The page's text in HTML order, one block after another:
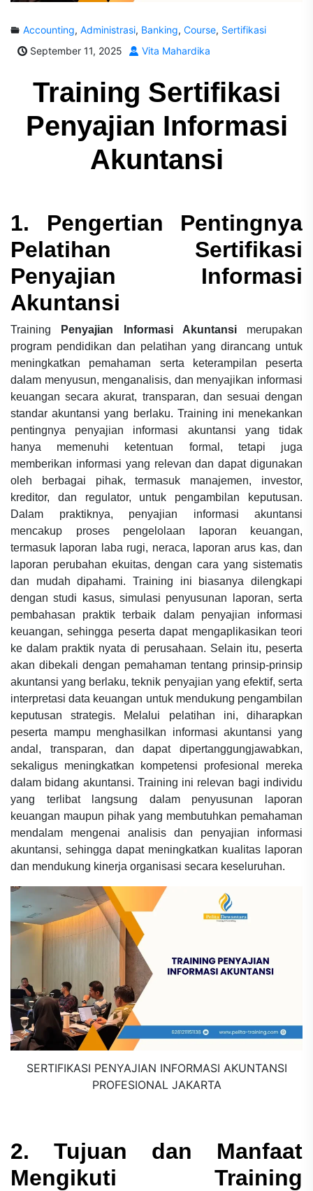
Accounting, Administrasi, Banking, Course, Sertifikasi
September 11, 2025
Vita Mahardika
Training Sertifikasi
Penyajian Informasi
Akuntansi
1. Pengertian Pentingnya
Pelatihan Sertifikasi
Penyajian Informasi
Akuntansi
Training Penyajian Informasi Akuntansimerupakan
program pendidikan dan pelatihan yang dirancang untuk
meningkatkan pemahaman serta keterampilan peserta
dalam menyusun, menganalisis, dan menyajikan informasi
keuangan secara akurat, transparan, dan sesuai dengan
standar akuntansi yang berlaku. Training ini menekankan
pentingnya penyajian informasi akuntansi yang tidak
hanya memenuhi ketentuan formal, tetapi juga
memberikan informasi yang relevan dan dapat digunakan
oleh berbagai pihak, termasuk manajemen, investor,
kreditor, dan regulator, untuk pengambilan keputusan.
Dalam praktiknya, penyajian informasi akuntansi
mencakup proses pengelolaan laporan keuangan,
termasuk laporan laba rugi, neraca, laporan arus kas, dan
laporan perubahan ekuitas, dengan cara yang sistematis
dan mudah dipahami. Training ini biasanya dilengkapi
dengan studi kasus, simulasi penyusunan laporan, serta
pembahasan praktik terbaik dalam penyajian informasi
keuangan, sehingga peserta dapat mengaplikasikan teori
ke dalam praktik nyata di perusahaan. Selain itu, peserta
akan dibekali dengan pemahaman tentang prinsip-prinsip
akuntansi yang berlaku, teknik penyajian yang efektif, serta
interpretasi data keuangan untuk mendukung pengambilan
keputusan strategis. Melalui pelatihan ini, diharapkan
peserta mampu menghasilkan informasi akuntansi yang
andal, transparan, dan dapat dipertanggungjawabkan,
sekaligus meningkatkan kompetensi profesional mereka
dalam bidang akuntansi. Training ini relevan bagi individu
yang terlibat langsung dalam penyusunan laporan
keuangan maupun pihak yang membutuhkan pemahaman
mendalam mengenai analisis dan penyajian informasi
akuntansi, sehingga dapat meningkatkan kualitas laporan
dan mendukung kinerja organisasi secara keseluruhan.
SERTIFIKASI PENYAJIAN INFORMASI AKUNTANSI
PROFESIONAL JAKARTA
2. Tujuan dan Manfaat
Mengikuti Training